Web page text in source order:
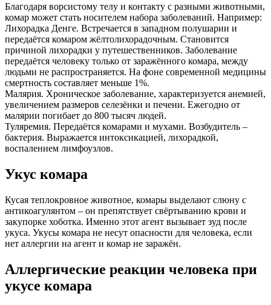
Благодаря ворсистому телу и контакту с разными животными,
комар может стать носителем набора заболеваний. Например:
Лихорадка Денге. Встречается в западном полушарии и
передаётся комаром жёлтолихорадочным. Становится
причиной лихорадки у путешественников. Заболевание
передаётся человеку только от заражённого комара, между
людьми не распространяется. На фоне современной медицины
смертность составляет меньше 1%.
Малярия. Хроническое заболевание, характеризуется анемией,
увеличением размеров селезёнки и печени. Ежегодно от
малярии погибает до 800 тысяч людей.
Туляремия. Передаётся комарами и мухами. Возбудитель –
бактерия. Выражается интоксикацией, лихорадкой,
воспалением лимфоузлов.
Укус комара
Кусая теплокровное животное, комары выделают слюну с
антикоагулянтом – он препятствует свёртыванию крови и
закупорке хоботка. Именно этот агент вызывает зуд после
укуса. Укусы комара не несут опасности для человека, если
нет аллергии на агент и комар не заражён.
Аллергические реакции человека при
укусе комара